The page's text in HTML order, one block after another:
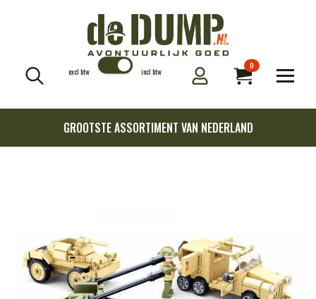
excl btw incl btw
0
GROOTSTE ASSORTIMENT VAN NEDERLAND